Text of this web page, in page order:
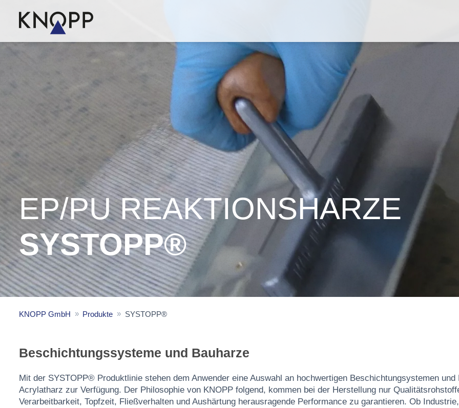
EP/PU REAKTIONSHARZE
SYSTOPP®
KNOPP GmbH Produkte SYSTOPP®
Beschichtungssysteme und Bauharze
Mit der SYSTOPP® Produktlinie stehen dem Anwender eine Auswahl an hochwertigen Beschichtungsystemen
Acrylatharz zur Verfügung. Der Philosophie von KNOPP folgend, kommen bei der Herstellung nur
Verarbeitbarkeit, Topfzeit, Fließverhalten und Aushärtung herausragende Performance zu garantieren. Ob